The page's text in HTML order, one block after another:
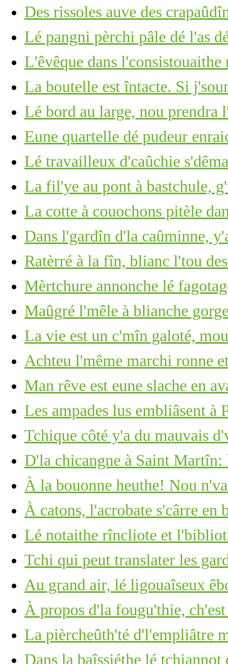
Des rissoles auve des
Lé pangni pèrchi pâle dé l'as
L'êvêque dans l'consistouaithe
La boutelle est întacte. Si
Lé bord au large, nou prendra
Eune quartelle dé pudeur
Lé travailleux d'caûchie
La fil'ye au pont à bastchule,
La cotte à couochons pitèle
Dans l'gardîn d'la caûminne,
Ratèrré à la fîn, blianc l'tou
Mèrtchure annonche lé
Maûgré l'mêle à blianche
La vie est un c'mîn galoté,
Achteu l'même marchi ronne
Man rêve est eune slache en
Les ampades lus embliâsent à
Tchique côté y'a du mauvais
D'la chicangne à Saint Martîn:
À la bouonne heuthe! Nou
À catons, l'acrobate s'cârre en
Lé notaithe rîncliote et
Tchi qui peut translater les
Au grand air, lé ligouaîseux
À propos d'la fougu'thie,
La pièrcheûth'té d'l'empliâtre
Dans la baîssiéthe lé tchiannot